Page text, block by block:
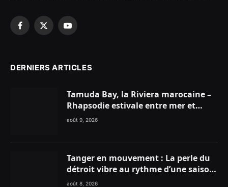
Facebook
X
YouTube
DERNIERS ARTICLES
Tamuda Bay, la Riviera marocaine –
Rhapsodie estivale entre mer et
montagnes
août 9, 2026
Tanger en mouvement : La perle du
détroit vibre au rythme d’une saison
estivale record !
août 8, 2026